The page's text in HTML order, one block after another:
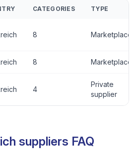
CATEGORIES TYPE
8 Marketplace
8 Marketplace
4
Private
supplier
suppliers FAQ